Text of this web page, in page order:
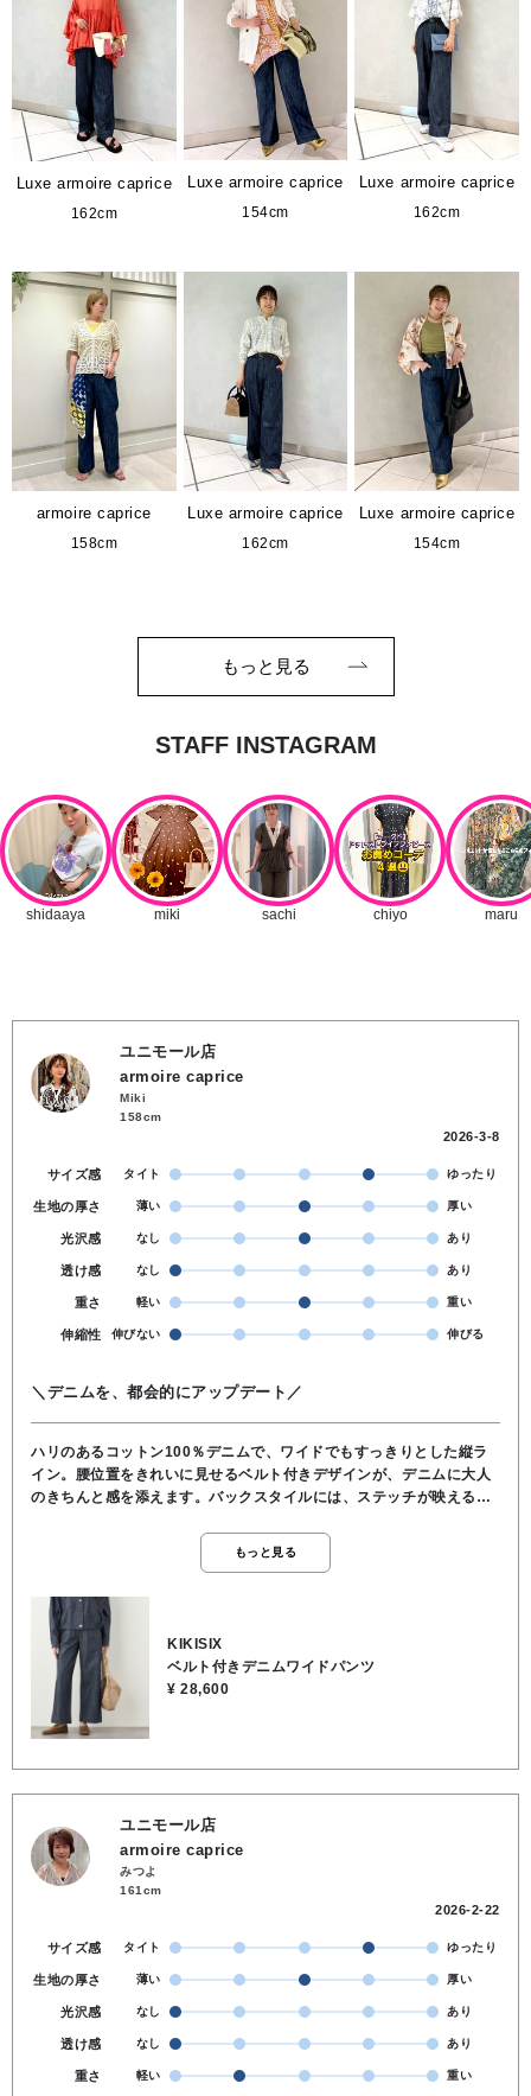
Luxe armoire caprice
162cm
Luxe armoire caprice
154cm
Luxe armoire caprice
162cm
armoire caprice
158cm
Luxe armoire caprice
162cm
Luxe armoire caprice
154cm
もっと見る
ユニモール店
armoire caprice
Miki
158cm
2026-3-8
サイズ感 タイト ゆったり
生地の厚さ 薄い 厚い
光沢感 なし あり
透け感 なし あり
重さ 軽い 重い
伸縮性 伸びない 伸びる
＼デニムを、都会的にアップデート／
ハリのあるコットン100％デニムで、ワイドでもすっきりとした縦ラ
イン。腰位置をきれいに見せるベルト付きデザインが、デニムに大人
のきちんと感を添えます。バックスタイルには、ステッチが映える後
締め、シンプルなトップス合わせでもスタイルが決まります♪ カジュ
アルからきれいめまで対応する、都会派のための上質デニムパンツで
トあり●コットン100％●お洗濯可
もっと見る
KIKISIX
ベルト付きデニムワイドパンツ
¥ 28,600
ユニモール店
armoire caprice
みつよ
161cm
2026-2-22
サイズ感 タイト ゆったり
生地の厚さ 薄い 厚い
光沢感 なし あり
透け感 なし あり
重さ 軽い 重い